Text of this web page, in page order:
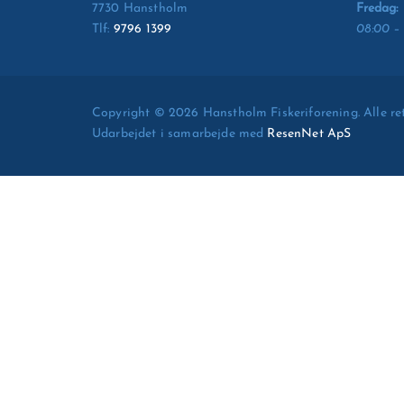
7730 Hanstholm
Tlf: 9796 1399
Fredag:
08:00 –
Copyright © 2026 Hanstholm Fiskeriforening. Alle
Udarbejdet i samarbejde med ResenNet ApS